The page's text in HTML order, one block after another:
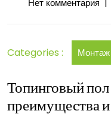
Нет комментария |
Categories :
Топинговый пол
преимущества